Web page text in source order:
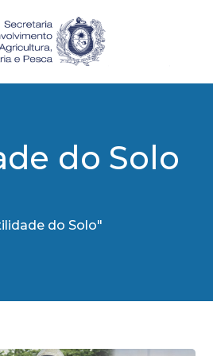
do Solo
do Solo"